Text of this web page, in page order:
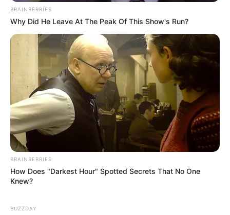
Pronostics PMU de la presse du Quinté le
Turf complet du PRIX DE MORET-SUR-LOING
Aisne Nouvelle : 13 – 5 – 4 – 12 – 2 – 6 – 9 – 8
Bilto : 4 – 2 – 13 – 9 – 5 – 12 – 1 – 6
Centre Presse Poitiers : 4 – 13 – 2 – 9 – 5 – 6 – 12 – 1
Europe 1 : 4 – 5 – 13 – 12 – 6 – 2 – 9 – 1
BRAINBERRIES
Why Did He Leave At The Peak Of This Show's Run?
BRAINBERRIES
How Does "Darkest Hour" Spotted Secrets That No One
Knew?
BUZZDAY